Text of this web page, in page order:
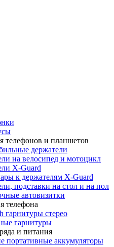
телефонов и планшетов
держатели
на велосипед и мотоцикл
X-Guard
к держателям X-Guard
подставки на стол и на пол
автовизитки
телефона
гарнитуры стерео
гарнитуры
и питания
портативные аккумуляторы